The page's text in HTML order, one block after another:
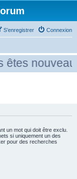
Connexion
S’enregistrer
un mot qui doit être exclu.
si uniquement un des
pour des recherches